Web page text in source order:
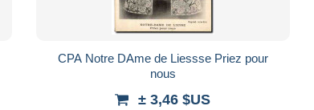
CPA Notre DAme de Liessse Priez pour
nous
± 3,46 $US